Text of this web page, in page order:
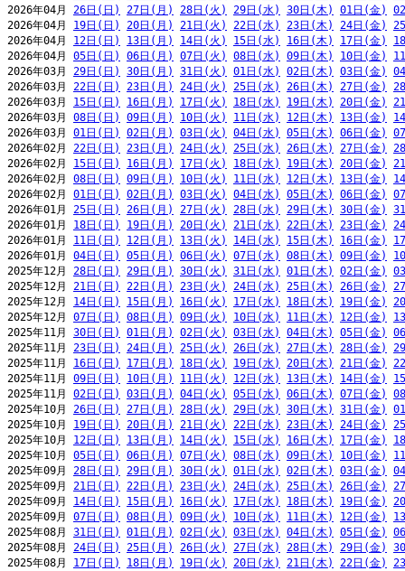
2026年04月 26日(日) 27日(月) 28日(火) 29日(水) 30日(木) 01日(金)
2026年04月 19日(日) 20日(月) 21日(火) 22日(水) 23日(木) 24日(金)
2026年04月 12日(日) 13日(月) 14日(火) 15日(水) 16日(木) 17日(金)
2026年04月 05日(日) 06日(月) 07日(火) 08日(水) 09日(木) 10日(金)
2026年03月 29日(日) 30日(月) 31日(火) 01日(水) 02日(木) 03日(金)
2026年03月 22日(日) 23日(月) 24日(火) 25日(水) 26日(木) 27日(金)
2026年03月 15日(日) 16日(月) 17日(火) 18日(水) 19日(木) 20日(金)
2026年03月 08日(日) 09日(月) 10日(火) 11日(水) 12日(木) 13日(金)
2026年03月 01日(日) 02日(月) 03日(火) 04日(水) 05日(木) 06日(金)
2026年02月 22日(日) 23日(月) 24日(火) 25日(水) 26日(木) 27日(金)
2026年02月 15日(日) 16日(月) 17日(火) 18日(水) 19日(木) 20日(金)
2026年02月 08日(日) 09日(月) 10日(火) 11日(水) 12日(木) 13日(金)
2026年02月 01日(日) 02日(月) 03日(火) 04日(水) 05日(木) 06日(金)
2026年01月 25日(日) 26日(月) 27日(火) 28日(水) 29日(木) 30日(金)
2026年01月 18日(日) 19日(月) 20日(火) 21日(水) 22日(木) 23日(金)
2026年01月 11日(日) 12日(月) 13日(火) 14日(水) 15日(木) 16日(金)
2026年01月 04日(日) 05日(月) 06日(火) 07日(水) 08日(木) 09日(金)
2025年12月 28日(日) 29日(月) 30日(火) 31日(水) 01日(木) 02日(金)
2025年12月 21日(日) 22日(月) 23日(火) 24日(水) 25日(木) 26日(金)
2025年12月 14日(日) 15日(月) 16日(火) 17日(水) 18日(木) 19日(金)
2025年12月 07日(日) 08日(月) 09日(火) 10日(水) 11日(木) 12日(金)
2025年11月 30日(日) 01日(月) 02日(火) 03日(水) 04日(木) 05日(金)
2025年11月 23日(日) 24日(月) 25日(火) 26日(水) 27日(木) 28日(金)
2025年11月 16日(日) 17日(月) 18日(火) 19日(水) 20日(木) 21日(金)
2025年11月 09日(日) 10日(月) 11日(火) 12日(水) 13日(木) 14日(金)
2025年11月 02日(日) 03日(月) 04日(火) 05日(水) 06日(木) 07日(金)
2025年10月 26日(日) 27日(月) 28日(火) 29日(水) 30日(木) 31日(金)
2025年10月 19日(日) 20日(月) 21日(火) 22日(水) 23日(木) 24日(金)
2025年10月 12日(日) 13日(月) 14日(火) 15日(水) 16日(木) 17日(金)
2025年10月 05日(日) 06日(月) 07日(火) 08日(水) 09日(木) 10日(金)
2025年09月 28日(日) 29日(月) 30日(火) 01日(水) 02日(木) 03日(金)
2025年09月 21日(日) 22日(月) 23日(火) 24日(水) 25日(木) 26日(金)
2025年09月 14日(日) 15日(月) 16日(火) 17日(水) 18日(木) 19日(金)
2025年09月 07日(日) 08日(月) 09日(火) 10日(水) 11日(木) 12日(金)
2025年08月 31日(日) 01日(月) 02日(火) 03日(水) 04日(木) 05日(金)
2025年08月 24日(日) 25日(月) 26日(火) 27日(水) 28日(木) 29日(金)
2025年08月 17日(日) 18日(月) 19日(火) 20日(水) 21日(木) 22日(金)